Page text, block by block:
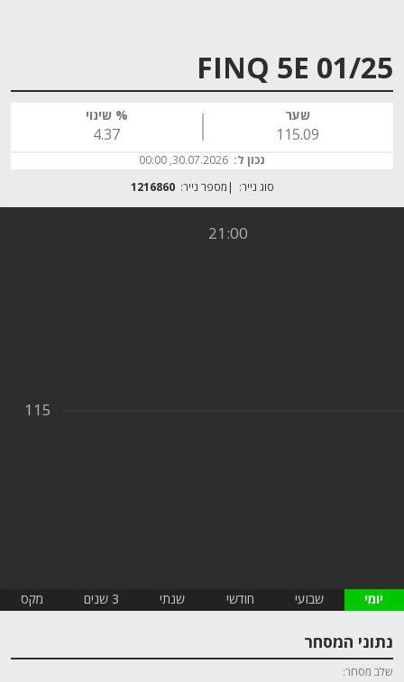
FINQ 5E 01/25
שער
115.09
% שינוי
4.37
נכון ל: 30.07.2026, 00:00
סוג נייר:
מספר נייר: 1216860
21:00
115
יומי שבועי חודשי שנתי 3 שנים מקס
נתוני המסחר
שלב מסחר